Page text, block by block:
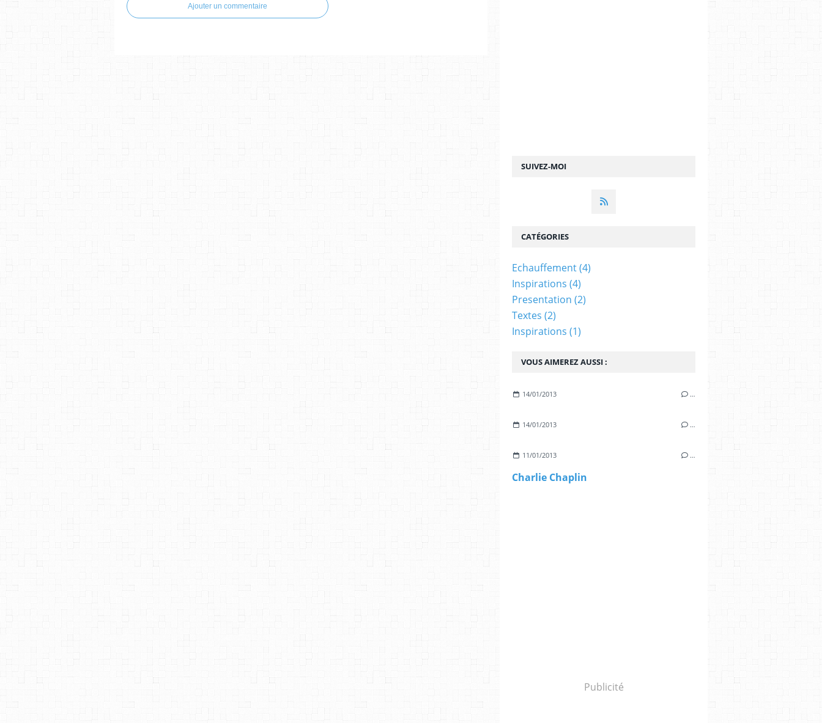
Ajouter un commentaire
SUIVEZ-MOI
VOUS AIMEREZ AUSSI :
14/01/2013 …
14/01/2013 …
11/01/2013 …
Charlie Chaplin
CATÉGORIES
Echauffement(4)
Inspirations (4)
Presentation (2)
Textes (2)
Inspirations (1)
Publicité